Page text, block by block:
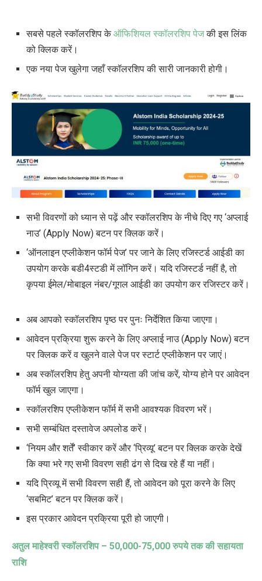
सबसे पहले स्कॉलरशिप केऑफिशियल स्कॉलरशिप पेजकी इस लिंक
को क्लिक करें।
एक नया पेज खुलेगा जहाँ स्कॉलरशिप की सारी जानकारी होगी।
सभी विवरणों को ध्यान से पढ़ें और स्कॉलरशिप के नीचे दिए गए ‘अप्लाई
नाउ’ (Apply Now)बटन पर क्लिक करें।
‘ऑनलाइन एप्लीकेशन फॉर्म पेज’ पर जाने के लिए रजिस्टर्ड आईडी का
उपयोग करके बडी4स्टडी में लॉगिन करें। यदि रजिस्टर्ड नहीं है,तो
कृपया ईमेल/मोबाइल नंबर/गूगल आईडी का उपयोग कर रजिस्टर करें।
अब आपको स्कॉलरशिप पृष्ठ पर पुनः निर्देशित किया जाएगा।
आवेदन प्रक्रिया शुरू करने के लिए अप्लाई नाउ(Apply Now)बटन
पर क्लिक करें व खुलने वाले पेज पर स्टार्ट एप्लीकेशन पर जाएं।
अब स्कॉलरशिप हेतु अपनी योग्यता की जांच करें,योग्य होने पर आवेदन
फॉर्म खुल जाएगा।
स्कॉलरशिप एप्लीकेशन फॉर्म में सभी आवश्यक विवरण भरें।
सभी सम्बंधित दस्तावेज अपलोड करें।
‘नियम और शर्तें’ स्वीकार करें और ‘प्रिव्यू’ बटन पर क्लिक करके देखें
कि क्या भरे गए सभी विवरण सही ढंग से दिख रहे हैं या नहीं।
यदि प्रिव्यू में सभी विवरण सही हैं,तो आवेदन को पूरा करने के लिए
‘सबमिट’ बटन पर क्लिक करें।
इस प्रकार आवेदन प्रक्रिया पूरी हो जाएगी।
अतुल माहेश्वरी स्कॉलरशिप – 50,000-75,000 रुपये तक की सहायता
राशि